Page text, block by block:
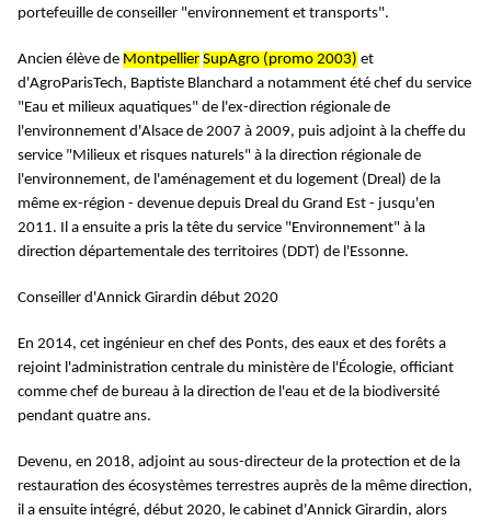
portefeuille de conseiller "environnement et transports".
Ancien élève de Montpellier SupAgro (promo 2003) et
d'AgroParisTech, Baptiste Blanchard a notamment été chef du service
"Eau et milieux aquatiques" de l'ex-direction régionale de
l'environnement d'Alsace de 2007 à 2009, puis adjoint à la cheffe du
service "Milieux et risques naturels" à la direction régionale de
l'environnement, de l'aménagement et du logement (Dreal) de la
même ex-région - devenue depuis Dreal du Grand Est - jusqu'en
2011. Il a ensuite a pris la tête du service "Environnement" à la
direction départementale des territoires (DDT) de l'Essonne.
Conseiller d'Annick Girardin début 2020
En 2014, cet ingénieur en chef des Ponts, des eaux et des forêts a
rejoint l'administration centrale du ministère de l'Écologie, officiant
comme chef de bureau à la direction de l'eau et de la biodiversité
pendant quatre ans.
Devenu, en 2018, adjoint au sous-directeur de la protection et de la
restauration des écosystèmes terrestres auprès de la même direction,
il a ensuite intégré, début 2020, le cabinet d'Annick Girardin, alors